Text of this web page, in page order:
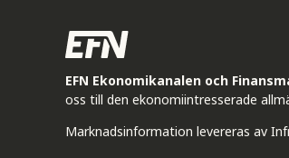
EFN Ekonomikanalen och
oss till den ekonomiintresserade
Marknadsinformation levereras av